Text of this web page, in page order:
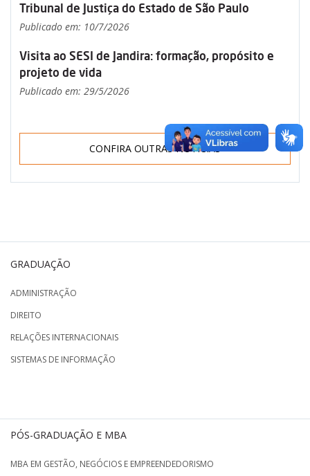
Tribunal de Justiça do Estado de São Paulo
Publicado em: 10/7/2026
Visita ao SESI de Jandira: formação, propósito e
projeto de vida
Publicado em: 29/5/2026
CONFIRA OUTRAS NOTÍCIAS
GRADUAÇÃO
ADMINISTRAÇÃO
DIREITO
RELAÇÕES INTERNACIONAIS
SISTEMAS DE INFORMAÇÃO
PÓS-GRADUAÇÃO E MBA
MBA EM GESTÃO, NEGÓCIOS E EMPREENDEDORISMO